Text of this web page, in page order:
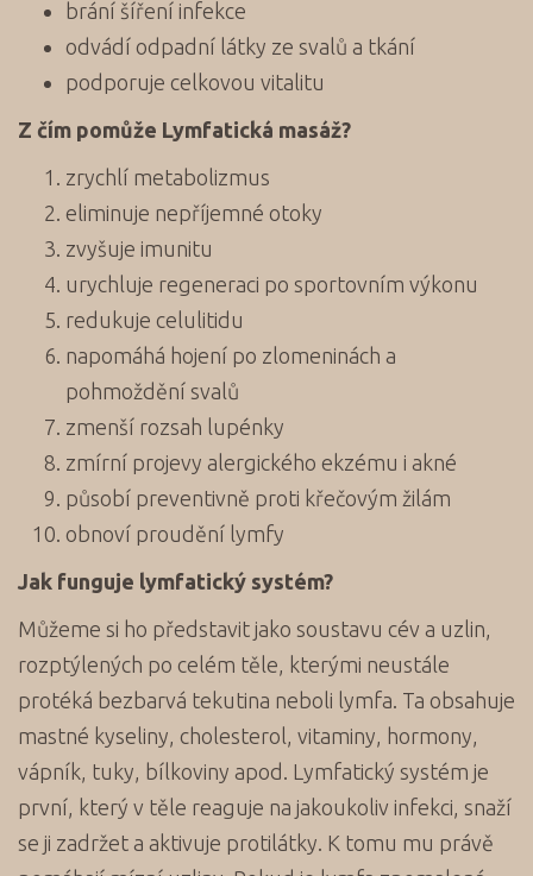
brání šíření infekce
odvádí odpadní látky ze svalů a tkání
podporuje celkovou vitalitu
Z čím pomůže Lymfatická masáž?
zrychlí metabolizmus
eliminuje nepříjemné otoky
zvyšuje imunitu
urychluje regeneraci po sportovním výkonu
redukuje celulitidu
napomáhá hojení po zlomeninách a
pohmoždění svalů
zmenší rozsah lupénky
zmírní projevy alergického ekzému i akné
působí preventivně proti křečovým žilám
obnoví proudění lymfy
Jak funguje lymfatický systém?
Můžeme si ho představit jako soustavu cév a uzlin,
rozptýlených po celém těle, kterými neustále
protéká bezbarvá tekutina neboli lymfa. Ta obsahuje
mastné kyseliny, cholesterol, vitaminy, hormony,
vápník, tuky, bílkoviny apod. Lymfatický systém je
první, který v těle reaguje na jakoukoliv infekci, snaží
se ji zadržet a aktivuje protilátky. K tomu mu právě